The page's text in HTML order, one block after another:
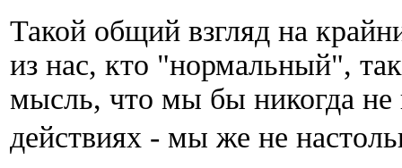
Такой общий взгляд на
из нас, кто "нормальный",
мысль, что мы бы никогда не
действиях - мы же не